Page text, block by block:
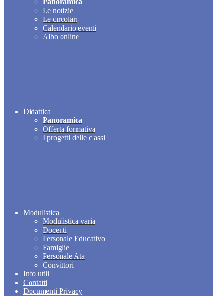
Panoramica
Le notizie
Le circolari
Calendario eventi
Albo online
Didattica
Panoramica
Offerta formativa
I progetti delle classi
Modulistica
Modulistica varia
Docenti
Personale Educativo
Famiglie
Personale Ata
Convittori
Info utili
Contatti
Documenti Privacy